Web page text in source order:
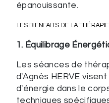
épanouissante.
LES BIENFAITS DE LA
1. Équilibrage
Les séances de
d'Agnès HERVE
d'énergie dans le
techniques